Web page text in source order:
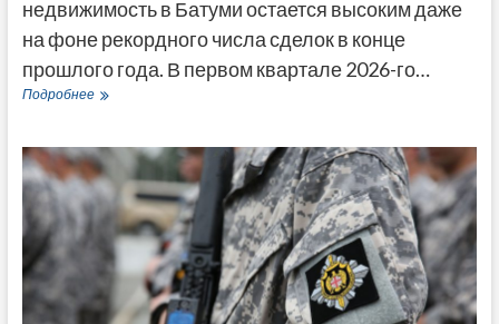
недвижимость в Батуми остается высоким даже
на фоне рекордного числа сделок в конце
прошлого года. В первом квартале 2026-го…
ПодробнееВ
2026
года
до
65%
продаж
квартир
Батуми
пришлось